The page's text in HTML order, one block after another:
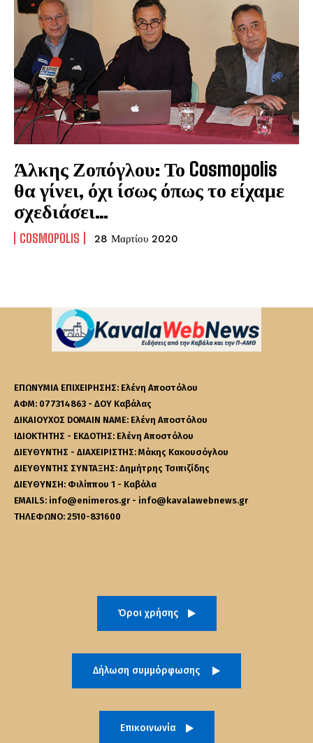
Άλκης Ζοπόγλου: Το Cosmopolis
θα γίνει, όχι ίσως όπως το είχαμε
σχεδιάσει…
COSMOPOLIS 28 Μαρτίου 2020
ΕΠΩΝΥΜΙΑ ΕΠΙΧΕΙΡΗΣΗΣ: Ελένη Αποστόλου
ΑΦΜ: 077314863 - ΔΟΥ Καβάλας
ΔΙΚΑΙΟΥΧΟΣ DOMAIN NAME: Ελένη Αποστόλου
ΙΔΙΟΚΤΗΤΗΣ - ΕΚΔΟΤΗΣ: Ελένη Αποστόλου
ΔΙΕΥΘΥΝΤΗΣ - ΔΙΑΧΕΙΡΙΣΤΗΣ: Μάκης Κακουσόγλου
ΔΙΕΥΘΥΝΤΗΣ ΣΥΝΤΑΞΗΣ: Δημήτρης Τσιπιζίδης
ΔΙΕΥΘΥΝΣΗ: Φιλίππου 1 - Καβάλα
EMAILS: info@enimeros.gr - info@kavalawebnews.gr
ΤΗΛΕΦΩΝΟ: 2510-831600
Όροι χρήσης
Δήλωση συμμόρφωσης
Επικοινωνία